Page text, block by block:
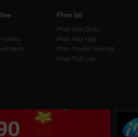
Nhiều
Minh
Phim bộ
Phim Hàn Quốc
Phim Hoa Ngữ
Phim Truyền Hình Mỹ
Phim Thái Lan